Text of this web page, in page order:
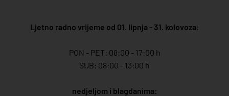
Ljetno radno vrijeme od 01. lipnja - 31. kolovoza:
PON - PET: 08:00 - 17:00 h
SUB: 08:00 - 13:00 h
nedjeljom i blagdanima: